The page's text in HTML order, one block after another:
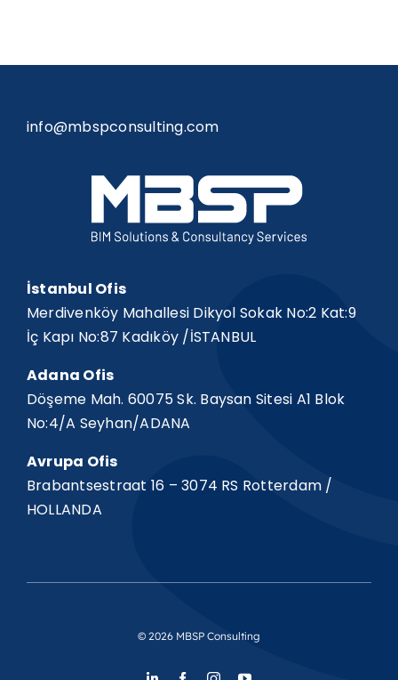
info@mbspconsulting.com
İstanbul Ofis
Merdivenköy Mahallesi Dikyol Sokak No:2 Kat:9
İç Kapı No:87 Kadıköy /İSTANBUL
Adana Ofis
Döşeme Mah. 60075 Sk. Baysan Sitesi A1 Blok
No:4/A Seyhan/ADANA
Avrupa Ofis
Brabantsestraat 16 – 3074 RS Rotterdam /
HOLLANDA
© 2026 MBSP Consulting